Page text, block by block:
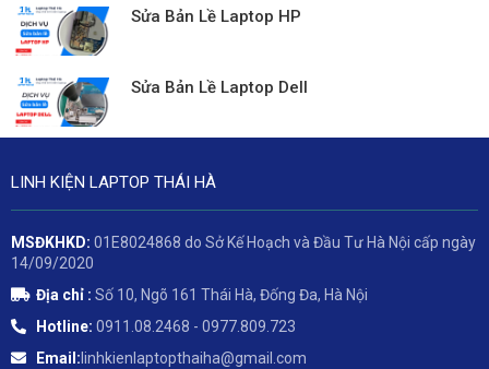
Sửa Bản Lề Laptop HP
Sửa Bản Lề Laptop Dell
LINH KIỆN LAPTOP THÁI HÀ
MSĐKHKD: 01E8024868 do Sở Kế Hoạch và Đầu Tư Hà Nội cấp ngày
14/09/2020
Địa chỉ : Số 10, Ngõ 161 Thái Hà, Đống Đa, Hà Nội
Hotline: 0911.08.2468 - 0977.809.723
Email: linhkienlaptopthaiha@gmail.com